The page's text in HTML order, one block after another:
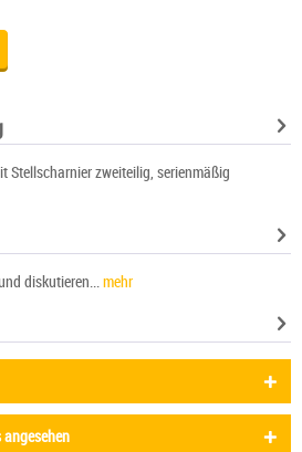
Stellscharnier zweiteilig, serienmäßig
diskutieren... mehr